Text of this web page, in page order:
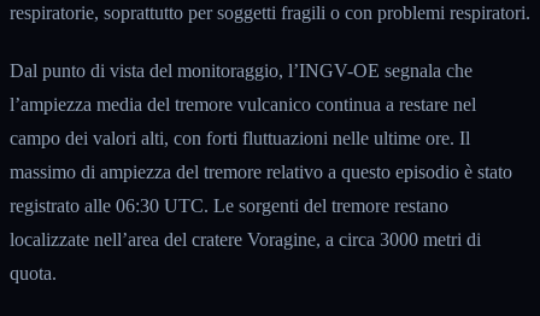
respiratorie, soprattutto per soggetti fragili o con problemi respiratori.
Dal punto di vista del monitoraggio, l’INGV-OE segnala che
l’ampiezza media del tremore vulcanico continua a restare nel
campo dei valori alti, con forti fluttuazioni nelle ultime ore. Il
massimo di ampiezza del tremore relativo a questo episodio è stato
registrato alle 06:30 UTC. Le sorgenti del tremore restano
localizzate nell’area del cratere Voragine, a circa 3000 metri di
quota.